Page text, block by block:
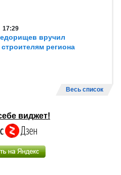
17:29
вручил
региона
Весь список
виджет!